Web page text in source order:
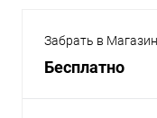
Забрать в
Бесплатно